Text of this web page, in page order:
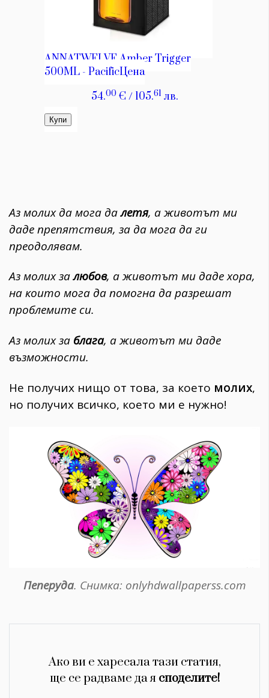
Аз молих да мога далетя, а животът ми
даде препятствия, за да мога да ги
преодолявам.
Аз молих залюбов, а животът ми даде хора,
на които мога да помогна да разрешат
проблемите си.
Аз молих за блага, а животът ми даде
възможности.
Не получих нищо от това, за което молих,
но получих всичко, което ми е нужно!
Пеперуда. Снимка: onlyhdwallpaperss.com
Ако ви е харесала тази статия,
ще се радваме да я споделите!